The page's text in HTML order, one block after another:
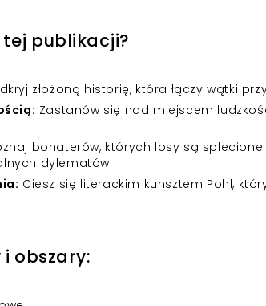
tej publikacji?
złożoną historię, która łączy wątki
Zastanów się nad miejscem
bohaterów, których losy są
dylematów.
Ciesz się literackim kunsztem Pohl,
obszary: